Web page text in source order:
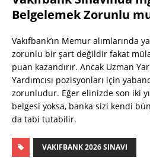
Belgelemek Zorunlu
Vakıfbank’ın Memur alımlarında
zorunlu bir şart değildir fakat
puan kazandırır. Ancak Uzman
Yardımcısı pozisyonları için
zorunludur. Eğer elinizde son iki
belgesi yoksa, banka sizi kendi
da tabi tutabilir.
VAKIFBANK 2026 SINAVI